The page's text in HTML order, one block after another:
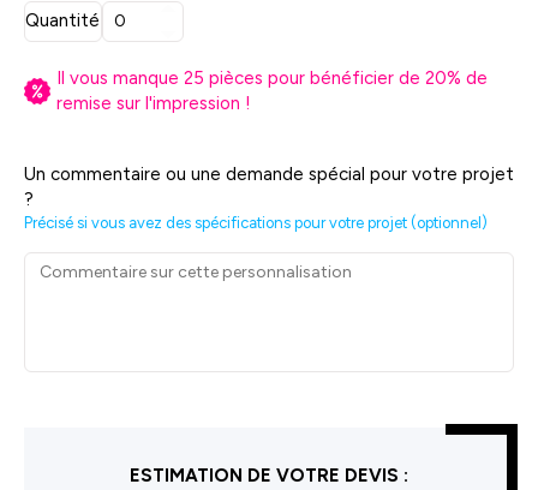
Quantité
Il vous manque 25 pièces pour bénéficier de 20% de
remise sur l'impression !
Un commentaire ou une demande spécial pour votre projet
?
Précisé si vous avez des spécifications pour votre projet (optionnel)
ESTIMATION DE VOTRE DEVIS :